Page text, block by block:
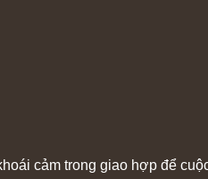
cảm trong giao hợp để